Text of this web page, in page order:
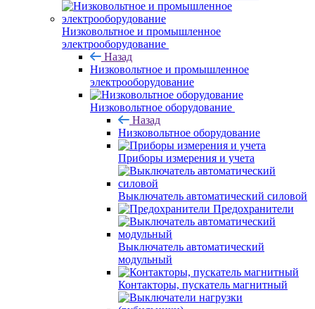
Низковольтное и промышленное
электрооборудование
Назад
Низковольтное и промышленное
электрооборудование
Низковольтное оборудование
Назад
Низковольтное оборудование
Приборы измерения и учета
Выключатель автоматический силовой
Предохранители
Выключатель автоматический
модульный
Контакторы, пускатель магнитный